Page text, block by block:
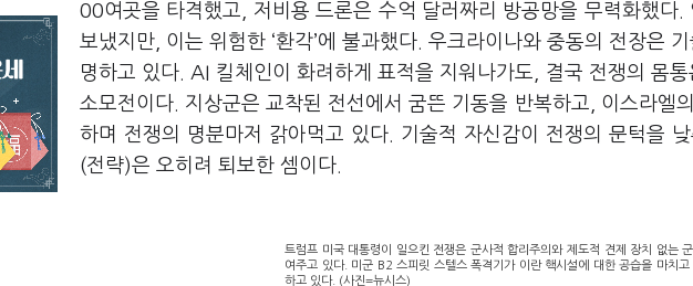
00여곳을 타격했고, 저비용 드론은 수억 달러짜리 방공망을 무력화했다.
보냈지만, 이는 위험한 ‘환각’에 불과했다. 우크라이나와 중동의 전장은
명하고 있다. AI 킬체인이 화려하게 표적을 지워나가도, 결국 전쟁의 몸
소모전이다. 지상군은 교착된 전선에서 굼뜬 기동을 반복하고, 이스라엘
하며 전쟁의 명분마저 갉아먹고 있다. 기술적 자신감이 전쟁의 문턱을
(전략)은 오히려 퇴보한 셈이다.
트럼프 미국 대통령이 일으킨 전쟁은 군사적 합리주의와 제도적 견제 장치 없는
여주고 있다. 미군 B2 스피릿 스텔스 폭격기가 이란 핵시설에 대한 공습을 마치고
하고 있다. (사진=뉴시스)